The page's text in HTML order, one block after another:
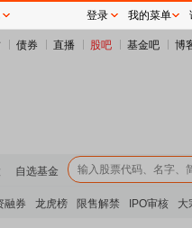
债券 直播 股吧 基金吧 博
自选基金
融券 龙虎榜 限售解禁 IPO审核 大
登录 我的菜单